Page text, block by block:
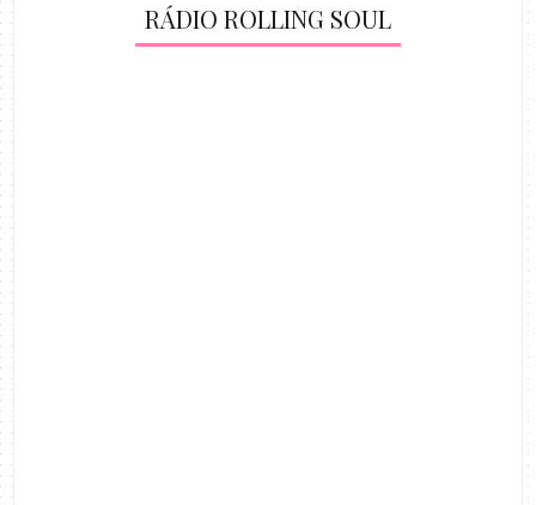
RÁDIO ROLLING SOUL